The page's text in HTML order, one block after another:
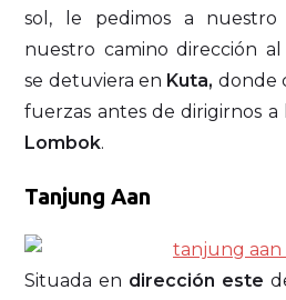
sol, le pedimos a
nuestro camino dirección
se detuviera en Kuta, donde
fuerzas antes de dirigirnos a
Lombok.
Tanjung Aan
Situada en dirección este